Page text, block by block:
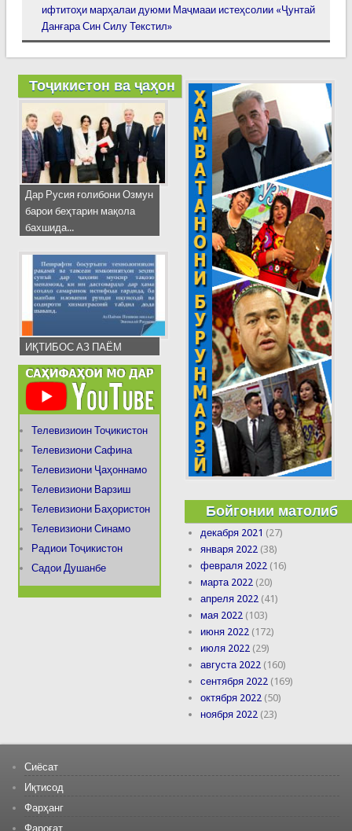
ифтитоҳи марҳалаи дуюми Маҷмааи истеҳсолии «Ҷунтай
Данғара Син Силу Текстил»
Тоҷикистон ва ҷаҳон
Дар Русия ғолибони Озмун
барои беҳтарин мақола
бахшида...
ИҚТИБОС АЗ ПАЁМ
Телевизиоин Тоҷикистон
Телевизиони Сафина
Телевизиони Ҷаҳоннамо
Телевизиони Варзиш
Телевизиони Баҳористон
Телевизиони Синамо
Радиои Тоҷикистон
Садои Душанбе
Бойгонии матолиб
декабря 2021 (27)
января 2022 (38)
февраля 2022 (16)
марта 2022 (20)
апреля 2022 (41)
мая 2022 (103)
июня 2022 (172)
июля 2022 (29)
августа 2022 (160)
сентября 2022 (169)
октября 2022 (50)
ноября 2022 (23)
Сиёсат
Иқтисод
Фарҳанг
Фароғат